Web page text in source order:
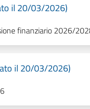
il 20/03/2026)
finanziario 2026/
il 20/03/2026)